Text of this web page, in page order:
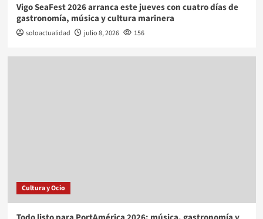
Vigo SeaFest 2026 arranca este jueves con cuatro días de
gastronomía, música y cultura marinera
soloactualidad julio 8, 2026 156
Cultura y Ocio